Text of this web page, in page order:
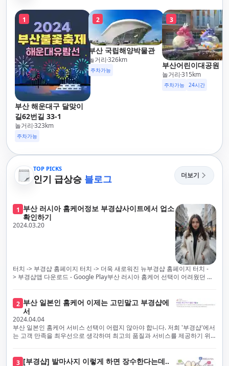
1
부산 해운대구 달맞이
길62번길 33-1
놀거리 323km
주차가능
2
부산 국립해양박물관
놀거리 326km
주차가능
3
부산어린이대공원
놀거리 315km
주차가능 24시간
TOP PICKS
인기 급상승 블로그 더보기
1 부산 러시아 홈케어정보 부경샵사이트에서 업소
확인하기
2024.03.20
터치 -> 부경샵 홈페이지 터치 -> 더욱 새로워진 뉴부경샵 홈페이지 터치 -
> 부경샵앱 다운로드 - Google Play부산 러시아 홈케어 선택이 어려웠던 시
스의 모든 과정을 후불제로 운영합니다. 이는 고객님의 최대 편의를 보장하
기 위한 부경샵의 약속입니다.부경샵은 현장에서 바로 고객님께 서비스를
제공하는 깨끗하고 전문적으로 훈련된 관리사들을 다수 보유하고 있음을 자
랑스럽게 생각합니다. 이는 프리미엄 부산 러시아 홈케어 경험을 제공하기
위한 부경샵의 노력의 일환입니다.현 시대의 불확실성 속에서, 안전은 부경
하고 개인의 건강 상태를 지속적으로 모니터링합니다.예약금을 요구하는 업
2 부산 일본인 홈케어 이제는 고민말고 부경샵에
서
2024.04.04
부산 일본인 홈케어 서비스 선택이 어렵지 않아야 합니다. 저희 '부경샵'에서
는 고객 만족을 최우선으로 생각하며 최고의 품질과 서비스를 제공하기 위
프리미엄 부산 일본인 홈케어 경험을 제공하고자 현장에서 직접 깨끗하고
3 [부경샵] 발마사지 이렇게 하면 장수한다는데..